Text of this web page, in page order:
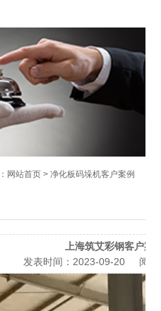
网站首页> 净化板码垛机客户案例
上海筑艾彩钢客户案
发表时间： 2023-09-20 阅读